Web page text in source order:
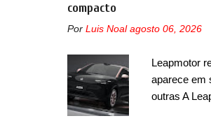
compacto
Por Luis Noal agosto 06, 2026
Leapmotor
aparece em
outras A
modelo